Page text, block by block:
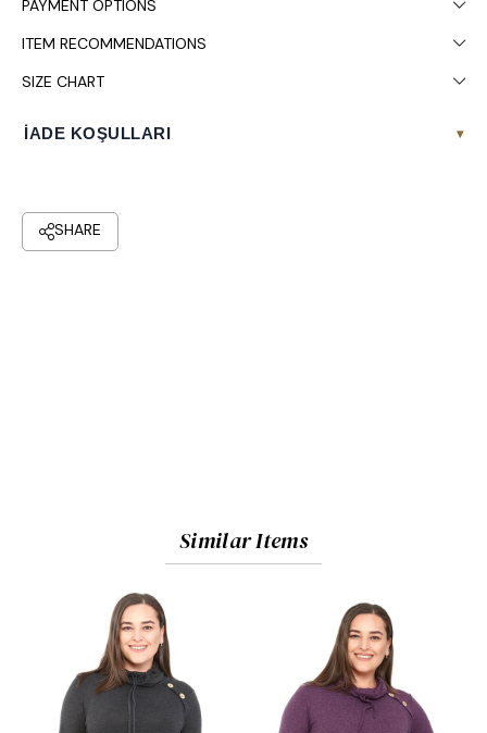
PAYMENT OPTIONS
ITEM RECOMMENDATIONS
SIZE CHART
İADE KOŞULLARI ▾
Similar Items